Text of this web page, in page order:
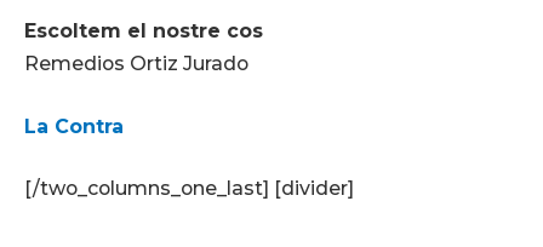
Escoltem el nostre cos
Remedios Ortiz Jurado
La Contra
[/two_columns_one_last] [divider]